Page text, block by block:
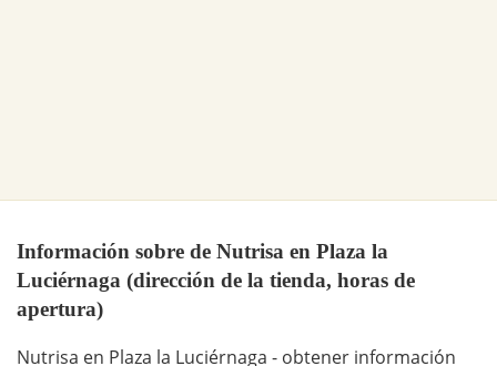
Información sobre de Nutrisa en Plaza la
Luciérnaga (dirección de la tienda, horas de
apertura)
Nutrisa en Plaza la Luciérnaga - obtener información